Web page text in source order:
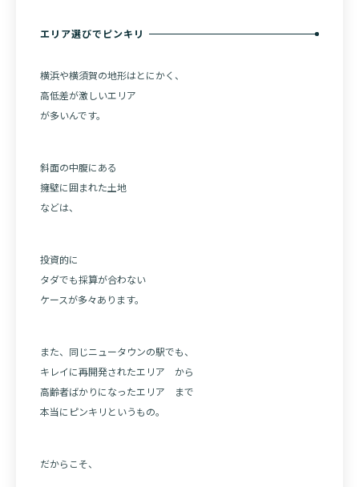
エリア選びでピンキリ
横浜や横須賀の地形はとにかく、
高低差が激しいエリア
が多いんです。
斜面の中腹にある
擁壁に囲まれた土地
などは、
投資的に
タダでも採算が合わない
ケースが多々あります。
また、同じニュータウンの駅でも、
キレイに再開発されたエリア から
高齢者ばかりになったエリア まで
本当にピンキリというもの。
だからこそ、